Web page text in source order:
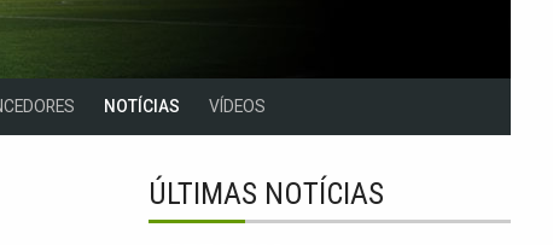
NOTÍCIAS VÍDEOS
ÚLTIMAS NOTÍCIAS